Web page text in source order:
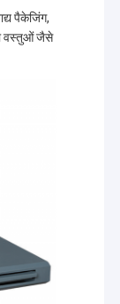
पैकेजिंग,
वस्तुओं जैसे